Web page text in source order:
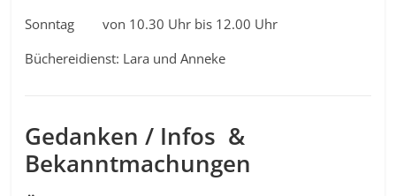
Sonntag von 10.30 Uhr bis 12.00 Uhr
Büchereidienst: Lara und Anneke
Gedanken / Infos &
Bekanntmachungen